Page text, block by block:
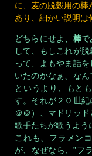
に、麦の脱穀用の棒
あり、細かい説明は
どちらにせよ、 棒で
して、もしこれが
って、よもやま話
いたのかなぁ、な
というより、もと
す。それが２０世紀
＠＠）、マドリッ
歌手たちが歌うよう
これも、フラメン
が、なぜなら、”フ